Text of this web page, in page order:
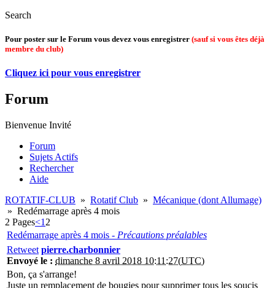
Search
Pour poster sur le Forum vous devez vous enregistrer (sauf si vous êtes déjà
membre du club)
Cliquez ici pour vous enregistrer
Forum
Bienvenue Invité
Forum
Sujets Actifs
Rechercher
Aide
ROTATIF-CLUB » Rotatif Club » Mécanique (dont Allumage)
» Redémarrage après 4 mois
2 Pages<1 2
Redémarrage après 4 mois - Précautions préalables
Retweet pierre.charbonnier
Envoyé le : dimanche 8 avril 2018 10:11:27(UTC)
Bon, ça s'arrange!
Juste un remplacement de bougies pour supprimer tous les soucis